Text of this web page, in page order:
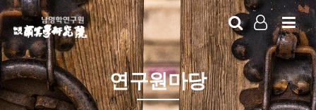
LOG IN
SIGN UP
연구원마당